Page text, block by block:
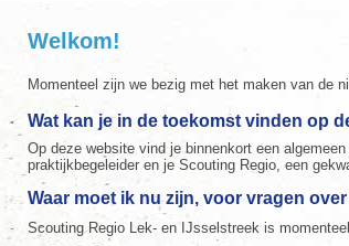
Welkom!
Momenteel zijn we bezig met het maken van de
Wat kan je in de toekomst vinden op
Op deze website vind je binnenkort een
praktijkbegeleider en je Scouting Regio, een
Waar moet ik nu zijn, voor vragen
Scouting Regio Lek- en IJsselstreek is